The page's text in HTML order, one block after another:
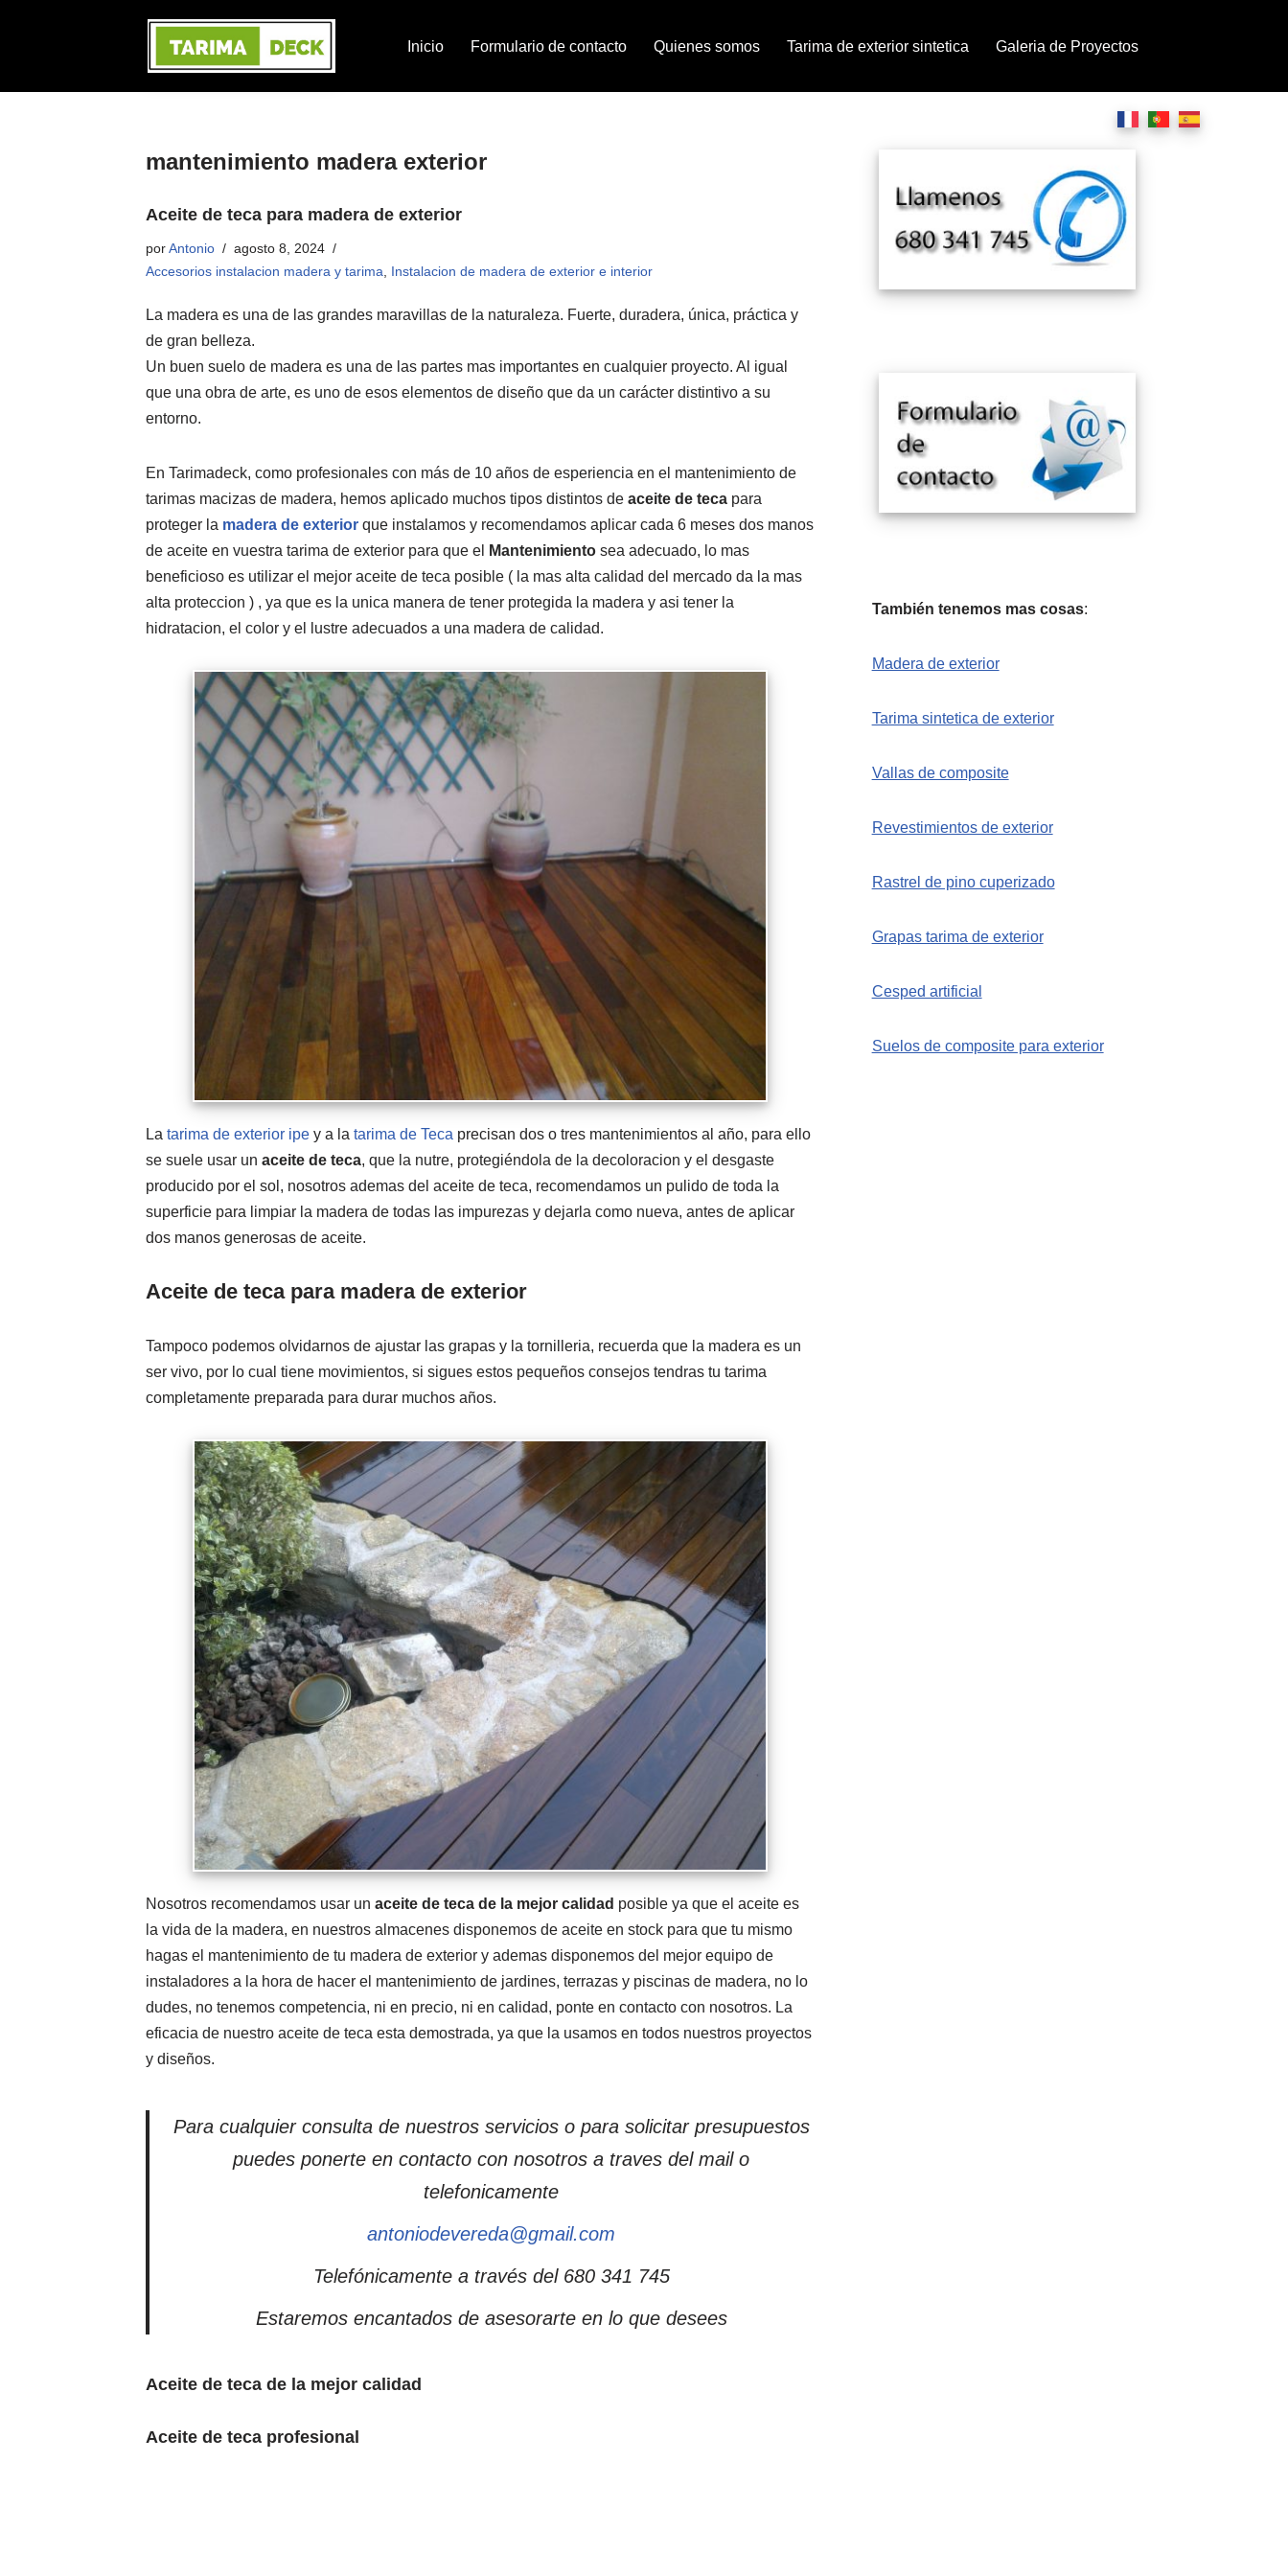
Inicio Formulario de contacto Quienes somos Tarima de exterior sintetica Galeria de Proyectos
mantenimiento madera exterior
Aceite de teca para madera de exterior
porAntonio
agosto 8, 2024
Accesorios instalacion madera y tarima
Instalacion de madera de exterior e interior
La madera es una de las grandes maravillas de la naturaleza. Fuerte, duradera, única, práctica y
de gran belleza.
Un buen suelo de madera es una de las partes mas importantes en cualquier proyecto. Al igual
que una obra de arte, es uno de esos elementos de diseño que da un carácter distintivo a su
entorno.
En Tarimadeck, como profesionales con más de 10 años de esperiencia en el mantenimiento de
tarimas macizas de madera, hemos aplicado muchos tipos distintos de aceite de teca para
proteger la madera de exterior que instalamos y recomendamos aplicar cada 6 meses dos manos
de aceite en vuestra tarima de exterior para que el
Mantenimiento sea adecuado, lo mas
beneficioso es utilizar el mejor aceite de teca posible ( la mas alta calidad del mercado da la mas
alta proteccion ) , ya que es la unica manera de tener protegida la madera y asi tener la
hidratacion, el color y el lustre adecuados a una madera de calidad.
La tarima de exterior ipe y a la tarima de Teca precisan dos o tres mantenimientos al año, para ello
se suele usar un aceite de teca, que la nutre, protegiéndola de la decoloracion y el desgaste
producido por el sol, nosotros ademas del aceite de teca, recomendamos un pulido de toda la
superficie para limpiar la madera de todas las impurezas y dejarla como nueva, antes de aplicar
dos manos generosas de aceite.
Aceite de teca para madera de exterior
Tampoco podemos olvidarnos de ajustar las grapas y la tornilleria, recuerda que la madera es un
ser vivo, por lo cual tiene movimientos, si sigues estos pequeños consejos tendras tu tarima
completamente preparada para durar muchos años.
Nosotros recomendamos usar un aceite de teca de la mejor calidad posible ya que el aceite es
la vida de la madera, en nuestros almacenes disponemos de aceite en stock para que tu mismo
hagas el mantenimiento de tu madera de exterior y ademas disponemos del mejor equipo de
instaladores a la hora de hacer el mantenimiento de jardines, terrazas y piscinas de madera, no lo
dudes, no tenemos competencia, ni en precio, ni en calidad, ponte en contacto con nosotros. La
eficacia de nuestro aceite de teca esta demostrada, ya que la usamos en todos nuestros proyectos
y diseños.
Para cualquier consulta de nuestros servicios o para solicitar presupuestos
puedes ponerte en contacto con nosotros a traves del mail o
telefonicamente
antoniodevereda@gmail.com
Telefónicamente a través del 680 341 745
Estaremos encantados de asesorarte en lo que desees
Aceite de teca de la mejor calidad
Aceite de teca profesional
También tenemos mas cosas:
Madera de exterior
Tarima sintetica de exterior
Vallas de composite
Revestimientos de exterior
Rastrel de pino cuperizado
Grapas tarima de exterior
Cesped artificial
Suelos de composite para exterior